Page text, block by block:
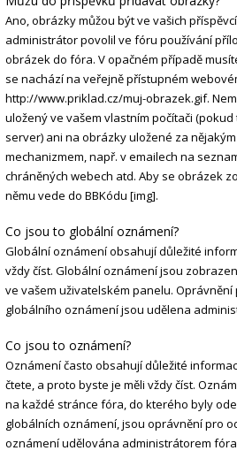
Ano, obrázky můžou být ve vašich
administrátor povolil ve fóru používání
obrázek do fóra. V opačném případě
se nachází na veřejně přístupném
http://www.priklad.cz/muj-obrazek.gif.
uložený ve vašem vlastním počítači
server) ani na obrázky uložené za
mechanizmem, např. v emailech na
chráněných webech atd. Aby se obrázek
němu vede do BBKódu [img].
Co jsou to globální oznámení?
Globální oznámení obsahují důležité
vždy číst. Globální oznámení jsou
ve vašem uživatelském panelu.
globálního oznámení jsou udělena
Co jsou to oznámení?
Oznámení často obsahují důležité
čtete, a proto byste je měli vždy číst.
na každé stránce fóra, do kterého byly
globálních oznámení, jsou oprávnění pro
oznámení udělována administrátorem